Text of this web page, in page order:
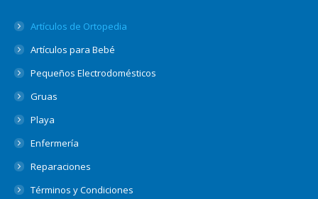
Artículos de Ortopedia
Artículos para Bebé
Pequeños Electrodomésticos
Gruas
Playa
Enfermería
Reparaciones
Términos y Condiciones